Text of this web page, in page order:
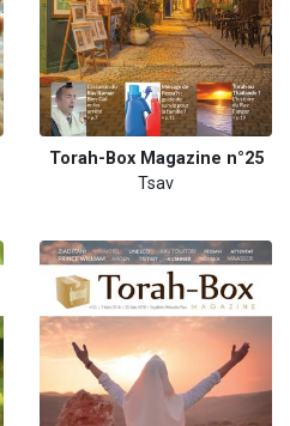
Torah-Box Magazine n°25
Tsav